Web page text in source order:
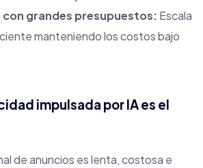
con grandes presupuestos: Escala
manteniendo los costos bajo
impulsada por IA es el
de anuncios es lenta, costosa e